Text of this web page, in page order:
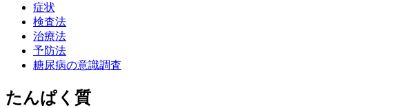
症状
検査法
治療法
予防法
糖尿病の意識調査
たんぱく質